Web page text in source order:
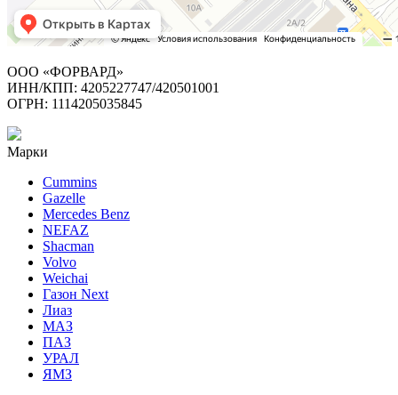
ООО «ФОРВАРД»
ИНН/КПП: 4205227747/420501001
ОГРН: 1114205035845
Марки
Cummins
Gazelle
Mercedes Benz
NEFAZ
Shacman
Volvo
Weichai
Газон Next
Лиаз
МАЗ
ПАЗ
УРАЛ
ЯМЗ